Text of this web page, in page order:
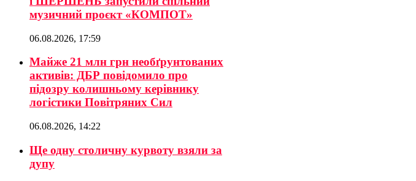
музичний проєкт «КОМПОТ»
06.08.2026, 17:59
Майже 21 млн грн необґрунтованих
активів: ДБР повідомило про
підозру колишньому керівнику
логістики Повітряних Сил
06.08.2026, 14:22
Ще одну столичну курвоту взяли за
дупу